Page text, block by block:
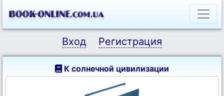
Вход Регистрация
К солнечной цивилизации